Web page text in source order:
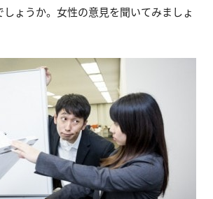
ょうか。女性の意見を聞いてみましょ